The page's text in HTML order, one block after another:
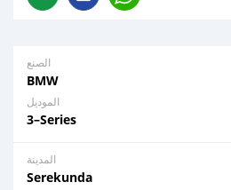
الصنع
BMW
الموديل
3–Series
المدينة
Serekunda